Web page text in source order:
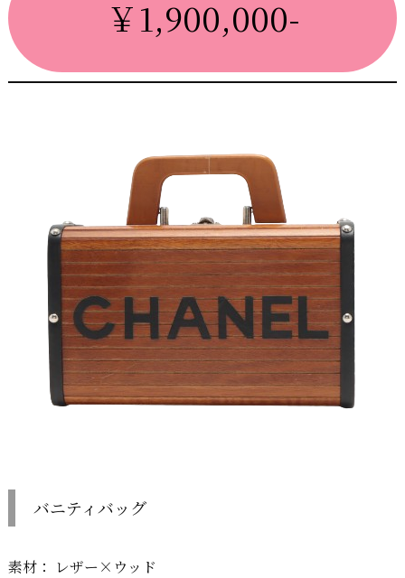
￥1,900,000-
バニティバッグ
素材： レザー×ウッド